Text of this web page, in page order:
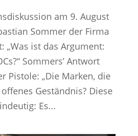
am 9. August
Sommer der Firma
„Was ist das Argument:
Sommers’ Antwort
Pistole: „Die Marken, die
Geständnis? Diese
Es...